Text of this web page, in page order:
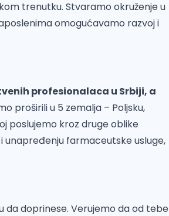
trenutku. Stvaramo okruženje u
omogućavamo razvoj i
profesionalaca u Srbiji, a
proširili u 5 zemalja – Poljsku,
poslujemo kroz druge oblike
unapređenju farmaceutske usluge,
da doprinese. Verujemo da od tebe